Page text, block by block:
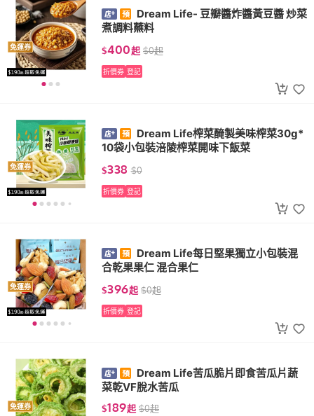
免運券
Dream Life- 豆瓣醬炸醬黃豆醬 炒菜
煮調料蘸料
$400起 $0起
折價券 登記
免運券
Dream Life榨菜醃製美味榨菜30g*
10袋小包裝涪陵榨菜開味下飯菜
$338 $0
折價券 登記
免運券
Dream Life每日堅果獨立小包裝混
合乾果果仁 混合果仁
$396起 $0起
折價券 登記
免運券
Dream Life苦瓜脆片即食苦瓜片蔬
菜乾VF脫水苦瓜
$189起 $0起